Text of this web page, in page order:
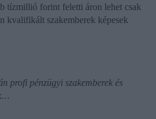
tízmillió forint feletti áron lehet csak
kvalifikált szakemberek képesek
profi pénzügyi szakemberek és